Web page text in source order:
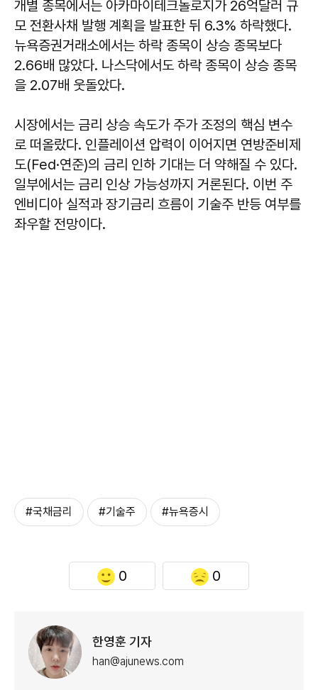
개별 종목에서는 아카마이테크놀로지가 26억달러 규
모 전환사채 발행 계획을 발표한 뒤 6.3% 하락했다.
뉴욕증권거래소에서는 하락 종목이 상승 종목보다
2.66배 많았다. 나스닥에서도 하락 종목이 상승 종목
을 2.07배 웃돌았다.
시장에서는 금리 상승 속도가 주가 조정의 핵심 변수
로 떠올랐다. 인플레이션 압력이 이어지면 연방준비제
도(Fed·연준)의 금리 인하 기대는 더 약해질 수 있다.
일부에서는 금리 인상 가능성까지 거론된다. 이번 주
엔비디아 실적과 장기금리 흐름이 기술주 반등 여부를
좌우할 전망이다.
#국채금리 #기술주 #뉴욕증시
0 0
한영훈 기자
han@ajunews.com